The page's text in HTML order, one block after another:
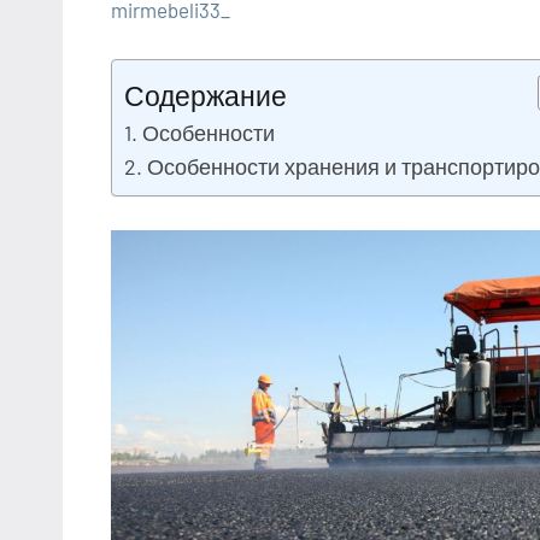
советы в
ремонте и
материалах
апреля
2022
mirmebeli33_
комментариев
Содержание
Особенности
Особенности хранения и